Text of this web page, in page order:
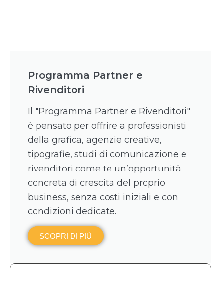
Programma Partner e
Rivenditori
Il "Programma Partner e Rivenditori"
è pensato per offrire a professionisti
della grafica, agenzie creative,
tipografie, studi di comunicazione e
rivenditori come te un’opportunità
concreta di crescita del proprio
business, senza costi iniziali e con
condizioni dedicate.
SCOPRI DI PIÙ